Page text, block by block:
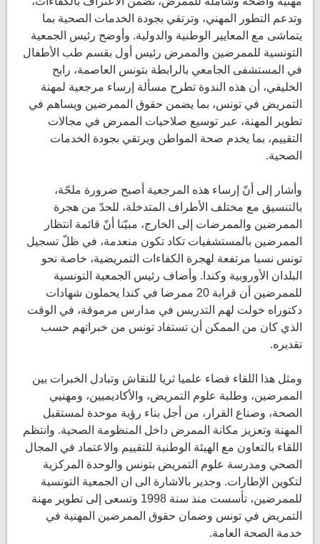
وتدعم التطور المهني، وترتقي بجودة الخدمات الصحية بما
يتماشى مع المعايير الوطنية والدولية. وأوضح رئيس الجمعية
التونسية للممرضين والممرض رئيس أول بقسم طب الأطفال
في المستشفى الجامعي بالرابطة بتونس العاصمة، رابح
الخليفي، أن هذه الندوة تطرح مسألة إرساء مرجعية لمهنة
التمريض في تونس، بما يضمن حقوق الممرضين ويساهم في
تطوير المهنة، عبر توسيع صلاحيات الممرض في مجالات
التقييم، بما يخدم صحة المواطن ويرتقي بجودة الخدمات
الصحية.
وأشار إلى أنّ إرساء هذه المرجعية أصبح ضرورة ملحّة،
بالتنسيق مع مختلف الأطراف المتدخلة، للحدّ من هجرة
الممرضين والممرضات إلى الخارج، مبيّنا أنّ قائمة انتظار
الممرضين بالمستشفيات تكاد تكون منعدمة، في ظلّ تسجيل
تونس نسبا مرتفعة لهجرة الكفاءات التمريضية، خاصة نحو
البلدان الأوروبية وكندا. وأضاف رئيس الجمعية التونسية
للممرضين أن قرابة 20 ممرضا في كندا يحملون شهادات
دكتوراه خولت لهم التدريس في مدارس مرموقة، في الوقت
الذي كان من الممكن أن تستفاد تونس من خبراتهم حسب
تقديره.
ومثل هذا اللقاء فضاء علميا ثريا للنقاش وتبادل الخبرات بين
الممرضين، وطلبة علوم التمريض، والأكاديميين، ومهنيي
الصحة، وصناع القرار، من أجل بناء رؤية موحدة لمستقبل
المهنة وتعزيز مكانة الممرض داخل المنظومة الصحية. وانتظم
اللقاء بالتعاون مع الهيئة الوطنية للتقييم والاعتماد في المجال
الصحي ومدرسة علوم التمريض بتونس والوحدة المركزية
لتكوين الإطارات. وجدير بالاشارة الى ان الجمعية التونسية
للممرضين، تأسست منذ سنة 1998 وتسعى إلى تطوير مهنة
التمريض في تونس وضمان حقوق الممرضين المهنية في
خدمة الصحة العامة.